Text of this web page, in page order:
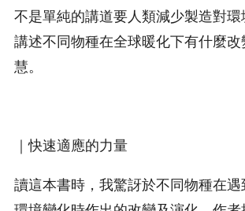
不是單純的講道要人類減少製造對
講述不同物種在全球暖化下有什麼
慧。
｜快速適應的力量
讀這本書時，我驚訝於不同物種在